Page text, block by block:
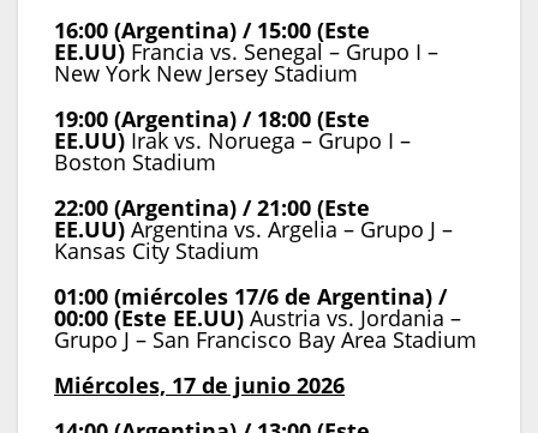
16:00 (Argentina) / 15:00 (Este
EE.UU) Francia vs. Senegal – Grupo I –
New York New Jersey Stadium
19:00 (Argentina) / 18:00 (Este
EE.UU) Irak vs. Noruega – Grupo I –
Boston Stadium
22:00 (Argentina) / 21:00 (Este
EE.UU) Argentina vs. Argelia – Grupo J –
Kansas City Stadium
01:00 (miércoles 17/6 de Argentina) /
00:00 (Este EE.UU) Austria vs. Jordania –
Grupo J – San Francisco Bay Area Stadium
Miércoles, 17 de junio 2026